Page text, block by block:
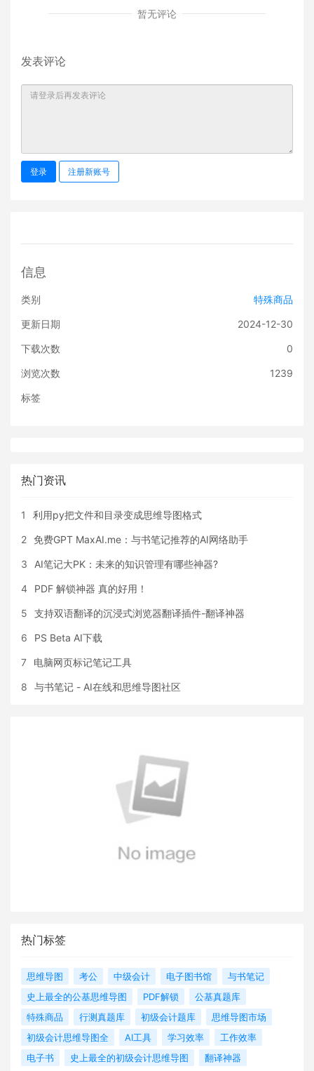
暂无评论
发表评论
登录 注册新账号
信息
类别 特殊商品
更新日期 2024-12-30
下载次数 0
浏览次数 1239
标签
热门资讯
1 利用py把文件和目录变成思维导图格式
2 免费GPT MaxAI.me：与书笔记推荐的AI网络助手
3 AI笔记大PK：未来的知识管理有哪些神器?
4 PDF 解锁神器 真的好用！
5 支持双语翻译的沉浸式浏览器翻译插件-翻译神器
6 PS Beta AI下载
7 电脑网页标记笔记工具
8 与书笔记 - AI在线和思维导图社区
热门标签
思维导图 考公 中级会计 电子图书馆
与书笔记
史上最全的公基思维导图
PDF解锁
公基真题库
特殊商品
行测真题库 初级会计题库
思维导图市场
初级会计思维导图全
AI工具 学习效率
工作效率
电子书
史上最全的初级会计思维导图 翻译神器